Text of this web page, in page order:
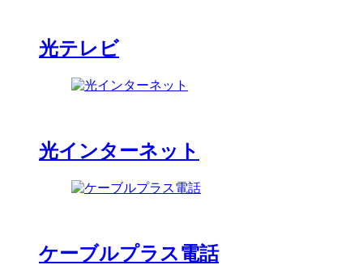
光テレビ
光インターネット
ケーブルプラス電話